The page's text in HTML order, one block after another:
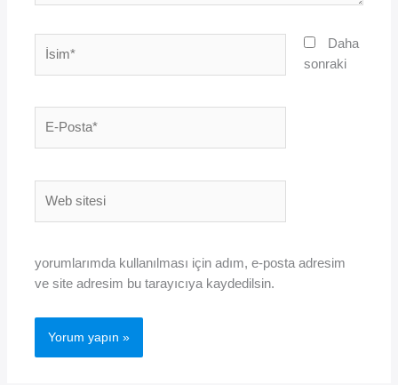
Posta*
sitesi
Daha
sonraki
yorumlarımda kullanılması için adım, e-posta adresim
ve site adresim bu tarayıcıya kaydedilsin.